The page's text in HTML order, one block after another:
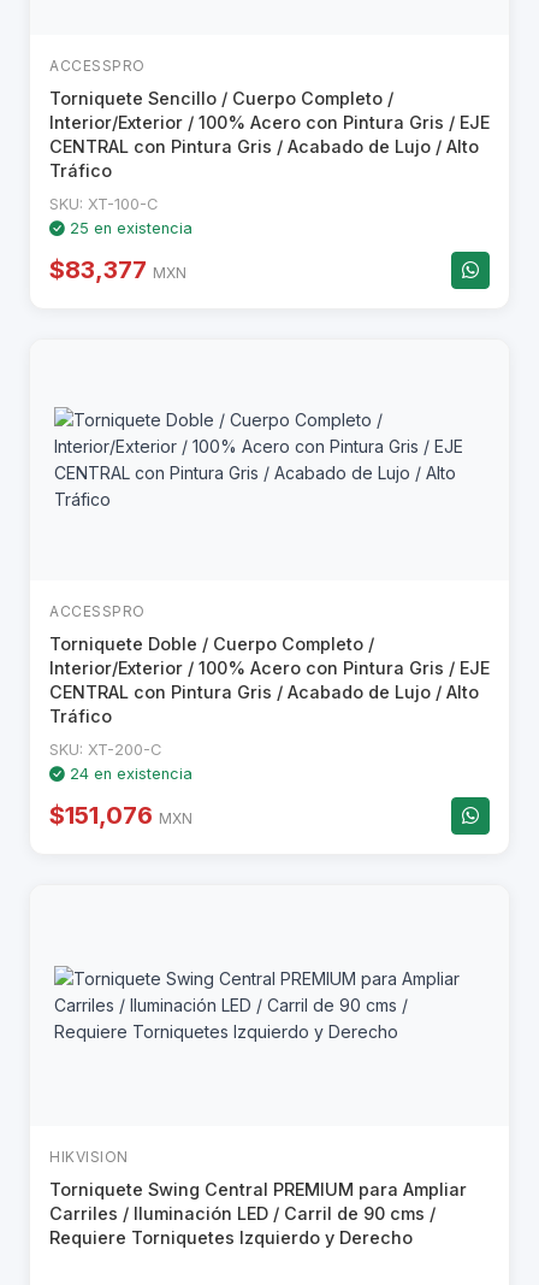
ACCESSPRO
Torniquete Sencillo / Cuerpo Completo /
Interior/Exterior / 100% Acero con Pintura Gris / EJE
CENTRAL con Pintura Gris / Acabado de Lujo / Alto
Tráfico
SKU: XT-100-C
25 en existencia
$83,377 MXN
ACCESSPRO
Torniquete Doble / Cuerpo Completo /
Interior/Exterior / 100% Acero con Pintura Gris / EJE
CENTRAL con Pintura Gris / Acabado de Lujo / Alto
Tráfico
SKU: XT-200-C
24 en existencia
$151,076 MXN
HIKVISION
Torniquete Swing Central PREMIUM para Ampliar
Carriles / Iluminación LED / Carril de 90 cms /
Requiere Torniquetes Izquierdo y Derecho